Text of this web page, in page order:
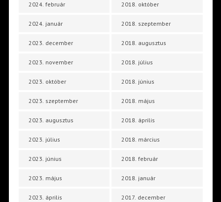
2024. február
2024. január
2023. december
2023. november
2023. október
2023. szeptember
2023. augusztus
2023. július
2023. június
2023. május
2023. április
2018. október
2018. szeptember
2018. augusztus
2018. július
2018. június
2018. május
2018. április
2018. március
2018. február
2018. január
2017. december